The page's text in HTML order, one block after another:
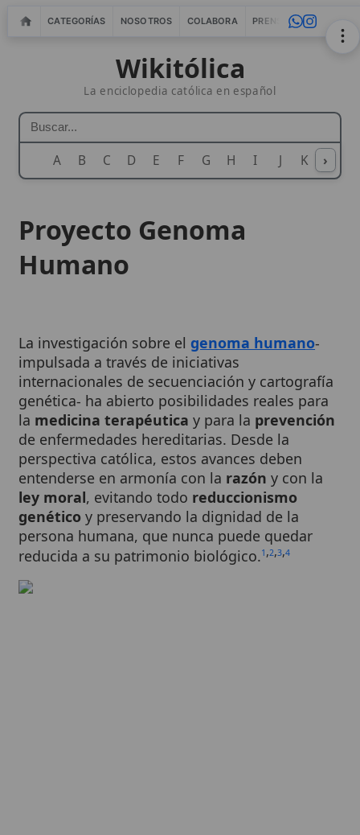
CATEGORÍAS NOSOTROS COLABORA PRENSA WEBMASTERS
Wikitólica
La enciclopedia católica en español
A B C D E F G H I J K L M
›
Humano
internacionales de secuenciación y cartografía
genética- ha abierto posibilidades reales para
lamedicina terapéuticay para laprevención
de enfermedades hereditarias. Desde la
perspectiva católica, estos avances deben
entenderse en armonía con larazóny con la
ley moral, evitando todoreduccionismo
genéticoy preservando la dignidad de la
persona humana, que nunca puede quedar
reducida a su patrimonio biológico.1,2,3,4